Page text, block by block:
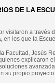
DE LA
visitaron a través
en los que la
Facultad, Jesús
explicaron
su propio